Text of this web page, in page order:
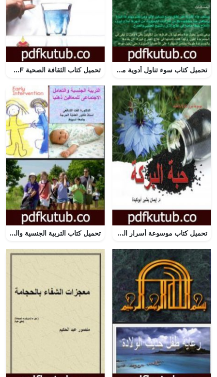
تحميل كتاب سوء تناول أدوية مسكنات الالم PDF تأليف د. ألفت الشافعي مجانا [كامل] تحميل كتاب الثقافة الصحية PDF تأليف مجموعة من المؤلفين مجانا [كامل]
تحميل كتاب موسوعة أسرار التداوي بالأعشاب – الجزء الأول: حبة البركة PDF تأليف د. إيمان بشير أبوكبدة مجانا [كامل] تحميل كتاب التربية الجنسية والتعامل الإجتماعى للمعاقين ذهنيا PDF تأليف د. ألفت الشافعي مجانا [كامل]